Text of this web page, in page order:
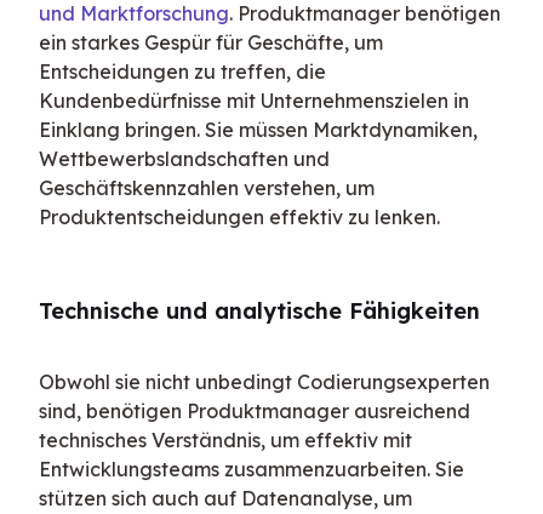
und Marktforschung. Produktmanager benötigen
ein starkes Gespür für Geschäfte, um
Entscheidungen zu treffen, die
Kundenbedürfnisse mit Unternehmenszielen in
Einklang bringen. Sie müssen Marktdynamiken,
Wettbewerbslandschaften und
Geschäftskennzahlen verstehen, um
Produktentscheidungen effektiv zu lenken.
Technische und analytische Fähigkeiten
Obwohl sie nicht unbedingt Codierungsexperten
sind, benötigen Produktmanager ausreichend
technisches Verständnis, um effektiv mit
Entwicklungsteams zusammenzuarbeiten. Sie
stützen sich auch auf Datenanalyse, um